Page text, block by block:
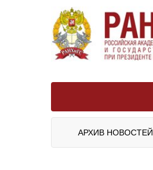
АРХИВ НОВОСТЕЙ